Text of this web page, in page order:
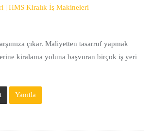
| HMS Kiralık İş Makineleri
çıkar. Maliyetten tasarruf yapmak
kiralama yoluna başvuran birçok iş yeri
Yanıtla